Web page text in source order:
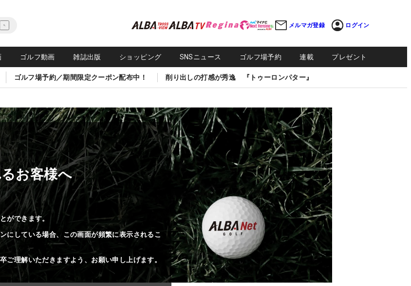
メルマガ登録 ログイン
ゴルフ動画 雑誌出版 ショッピング SNSニュース ゴルフ場予約 連載 プレゼント
ゴルフ場予約／期間限定クーポン配布中！ 削り出しの打感が秀逸 『トゥーロンパター』
お客様へ
ができます。
にしている場合、この画面が頻繁に表示されるこ
ご理解いただきますよう、お願い申し上げます。